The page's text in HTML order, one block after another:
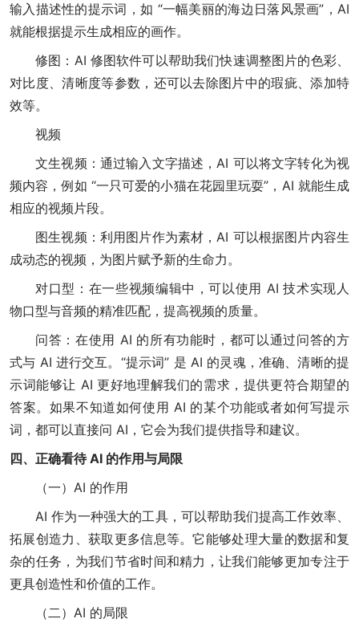
输入描述性的提示词，如 “一幅美丽的海边日落风景画”，AI
就能根据提示生成相应的画作。
修图：AI 修图软件可以帮助我们快速调整图片的色彩、
对比度、清晰度等参数，还可以去除图片中的瑕疵、添加特
效等。
视频
文生视频：通过输入文字描述，AI 可以将文字转化为视
频内容，例如 “一只可爱的小猫在花园里玩耍”，AI 就能生成
相应的视频片段。
图生视频：利用图片作为素材，AI 可以根据图片内容生
成动态的视频，为图片赋予新的生命力。
对口型：在一些视频编辑中，可以使用 AI 技术实现人
物口型与音频的精准匹配，提高视频的质量。
问答：在使用 AI 的所有功能时，都可以通过问答的方
式与 AI 进行交互。“提示词” 是 AI 的灵魂，准确、清晰的提
示词能够让 AI 更好地理解我们的需求，提供更符合期望的
答案。如果不知道如何使用 AI 的某个功能或者如何写提示
词，都可以直接问 AI，它会为我们提供指导和建议。
四、正确看待 AI 的作用与局限
（一）AI 的作用
AI 作为一种强大的工具，可以帮助我们提高工作效率、
拓展创造力、获取更多信息等。它能够处理大量的数据和复
杂的任务，为我们节省时间和精力，让我们能够更加专注于
更具创造性和价值的工作。
（二）AI 的局限